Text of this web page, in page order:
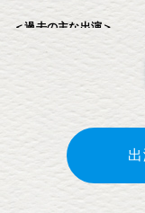
＜過去の主な出演＞
【T V】
「探検！世界
「中部ネイチャー
ベンチャー 未知なる
日本テレビ 「踊る！さ
「ひるおび!」（